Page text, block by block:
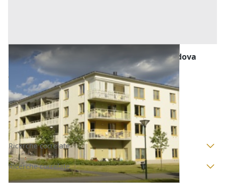
Abitazione di Tipo Economico all'asta a Padova
Monselice (Padova)
Offerta minima
9.375 € 12.500 €
Codice asta:AI3249088
Asta chiusa
Ricerche correlate
Ricerche correlate